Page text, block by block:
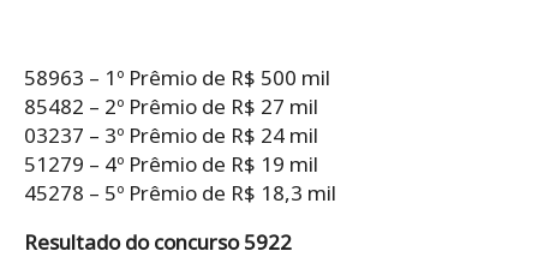
58963 – 1º Prêmio de R$ 500 mil
85482 – 2º Prêmio de R$ 27 mil
03237 – 3º Prêmio de R$ 24 mil
51279 – 4º Prêmio de R$ 19 mil
45278 – 5º Prêmio de R$ 18,3 mil
Resultado do concurso 5922